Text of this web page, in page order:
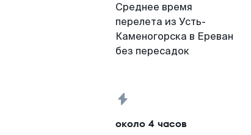
Среднее время
перелета из Усть-
Каменогорска в Ереван
без пересадок
около 4 часов